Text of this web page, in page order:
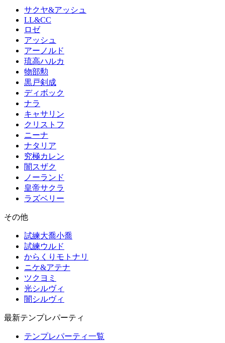
サクヤ&アッシュ
LL&CC
ロゼ
アッシュ
アーノルド
琉高ハルカ
物部勲
黒戸剣成
ディボック
ナラ
キャサリン
クリストフ
ニーナ
ナタリア
究極カレン
闇スザク
ノーランド
皇帝サクラ
ラズベリー
その他
試練大喬小喬
試練ウルド
からくりモトナリ
ニケ&アテナ
ツクヨミ
光シルヴィ
闇シルヴィ
最新テンプレパーティ
テンプレパーティ一覧